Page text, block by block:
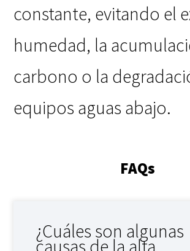
constante, evitando el
humedad, la
carbono o la
equipos aguas abajo.
FAQs
¿Cuáles son algunas
causas de la alta